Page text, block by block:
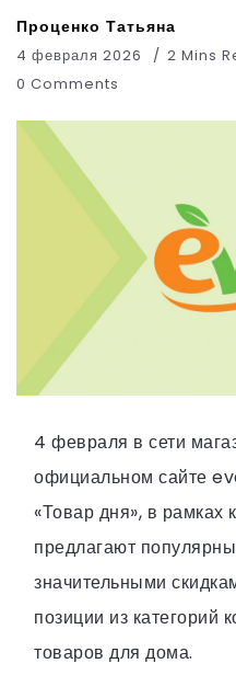
Проценко Татьяна
4 февраля 2026 2 Mins
0 Comments
4 февраля в сети
официальном сайте
«Товар дня», в рамках
предлагают
значительными
позиции из категорий
товаров для дома.